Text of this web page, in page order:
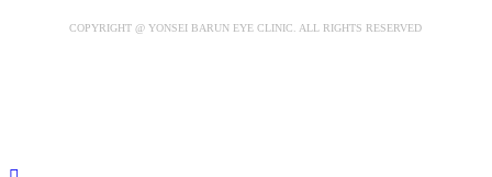
COPYRIGHT @ YONSEI BARUN EYE CLINIC. ALL RIGHTS RESERVED